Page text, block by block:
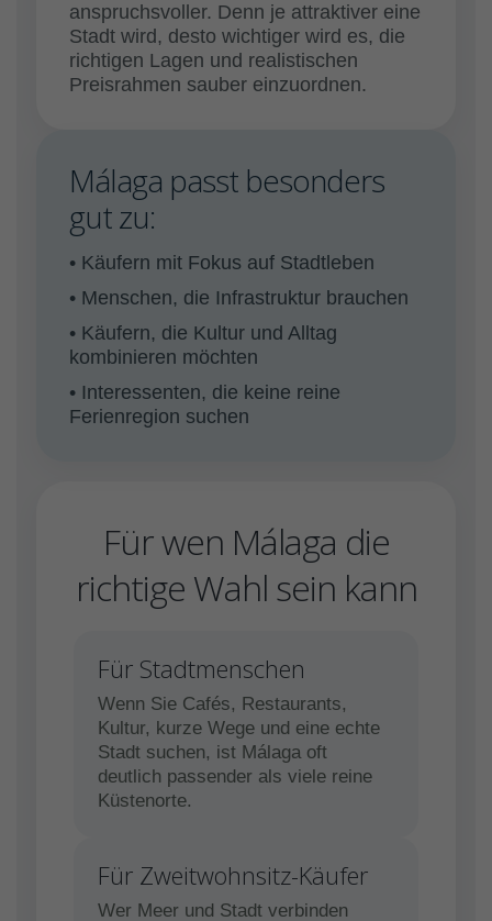
anspruchsvoller. Denn je attraktiver eine
Stadt wird, desto wichtiger wird es, die
richtigen Lagen und realistischen
Preisrahmen sauber einzuordnen.
Málaga passt besonders
gut zu:
• Käufern mit Fokus auf Stadtleben
• Menschen, die Infrastruktur brauchen
• Käufern, die Kultur und Alltag
kombinieren möchten
• Interessenten, die keine reine
Ferienregion suchen
Für wen Málaga die
richtige Wahl sein kann
Für Stadtmenschen
Wenn Sie Cafés, Restaurants,
Kultur, kurze Wege und eine echte
Stadt suchen, ist Málaga oft
deutlich passender als viele reine
Küstenorte.
Für Zweitwohnsitz-Käufer
Wer Meer und Stadt verbinden